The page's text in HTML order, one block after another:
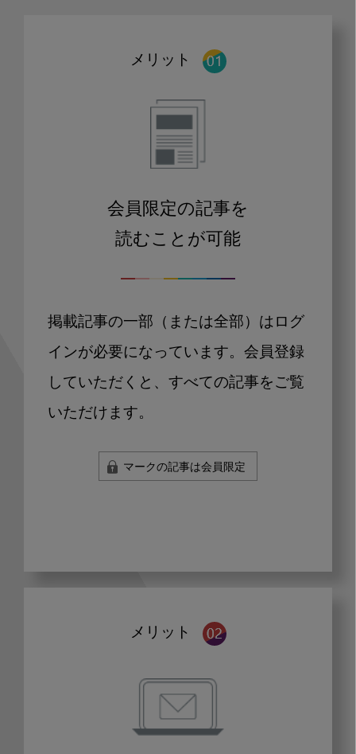
メリット
会員限定の記事を
読むことが可能
掲載記事の一部（または全部）はログ
インが必要になっています。会員登録
していただくと、すべての記事をご覧
いただけます。
マークの記事は会員限定
メリット